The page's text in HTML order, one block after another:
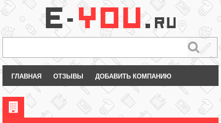
ГЛАВНАЯ ОТЗЫВЫ ДОБАВИТЬ КОМПАНИЮ